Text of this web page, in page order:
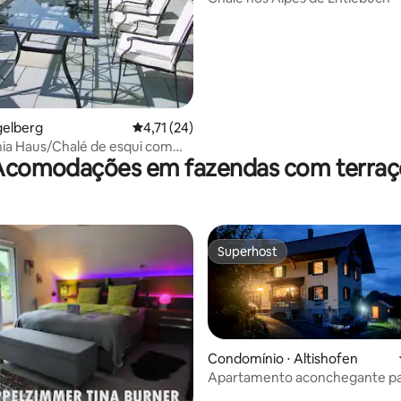
4,71 de uma avaliação média de 5, 24
4,71 (24)
Haus/Chalé de esqui com
a montanha e o vale
em fazendas com
Superhost
Superhost
Condomínio ⋅ Altishofen
Apartamento aconchegante